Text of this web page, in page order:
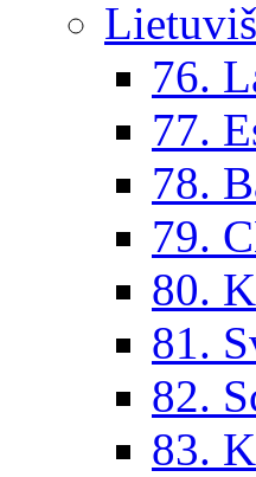
76.
77.
78.
79.
80.
81.
82.
83.